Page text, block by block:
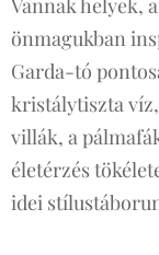
önmagukban
Garda-tó
kristálytiszta
villák, a
életérzés
idei